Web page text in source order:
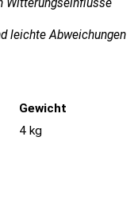
Witterungseinflüsse
leichte Abweichungen
Gewicht
4 kg